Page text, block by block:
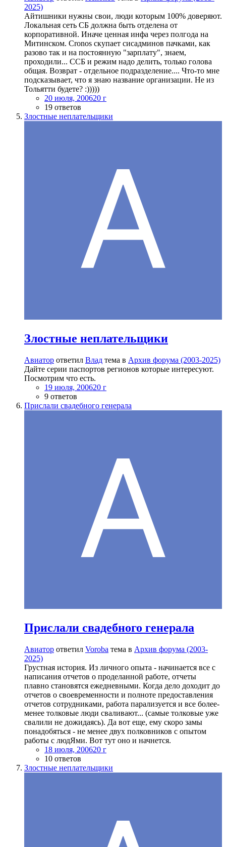
2025)
Айтишники нужны свои, люди которым 100% доверяют.
Локальная сеть СБ должна быть отделена от
корпоративной. Иначе ценная инфа через полгода на
Митинском. Cronos скупает сисадминов пачками, как
разово так и на постоянную "зарплату", знаем,
проходили... ССБ и режим надо делить, только голова
общая. Возврат - отдельное подразделение.... Что-то мне
подсказывает, что я знаю название организации. Не из
Тольятти будете? :)))))
20 июля, 200620 г
19 ответов
Злостные неплательщики
Злостные неплательщики
Авиатор ответил Влад тема в Архив форума (2003-2025)
Дайте серии паспортов регионов которые интересуют.
Посмотрим что есть.
19 июля, 200620 г
9 ответов
Прислали свадебного генерала
Прислали свадебного генерала
Авиатор ответил Voroba тема в Архив форума (2003-
2025)
Грустная история. Из личного опыта - начинается все с
написания отчетов о проделанной работе, отчеты
плавно становятся ежедневными. Когда дело доходит до
отчетов о своевременности и полноте предоставления
отчетов сотрудниками, работа парализуется и все более-
менее толковые люди сваливают... (самые толковые уже
свалили не дожидаясь). Да вот еще, ему скоро замы
понадобяться - не менее двух полковников с опытом
работы с людЯми. Вот тут оно и начнется.
18 июля, 200620 г
10 ответов
Злостные неплательщики